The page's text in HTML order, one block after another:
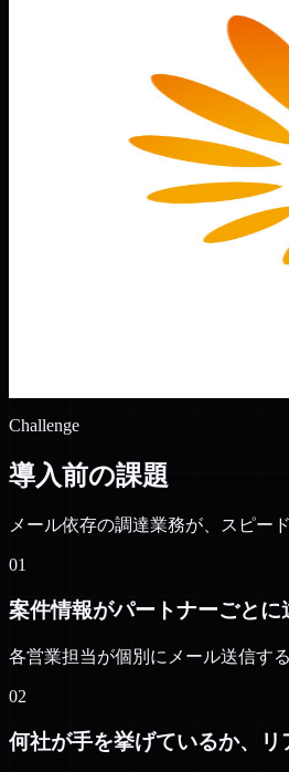
Challenge
導入前の課題
メール依存の調達業務が、スピー
01
案件情報がパートナーごとに
各営業担当が個別にメール送信す
02
何社が手を挙げているか、